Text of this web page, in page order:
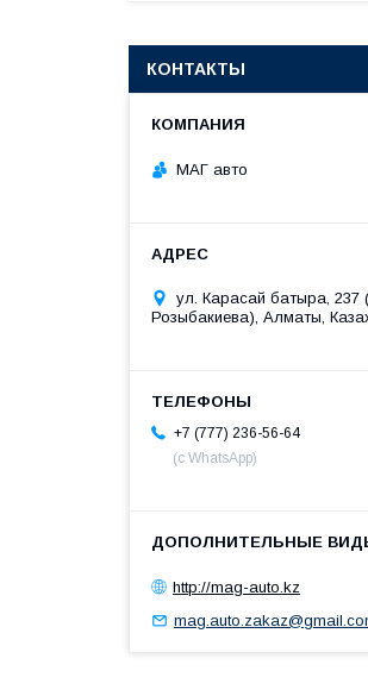
КОНТАКТЫ
МАГ авто
ул. Карасай батыра, 237
Розыбакиева), Алматы,
+7 (777) 236-56-64
(с WhatsApp)
http://mag-auto.kz